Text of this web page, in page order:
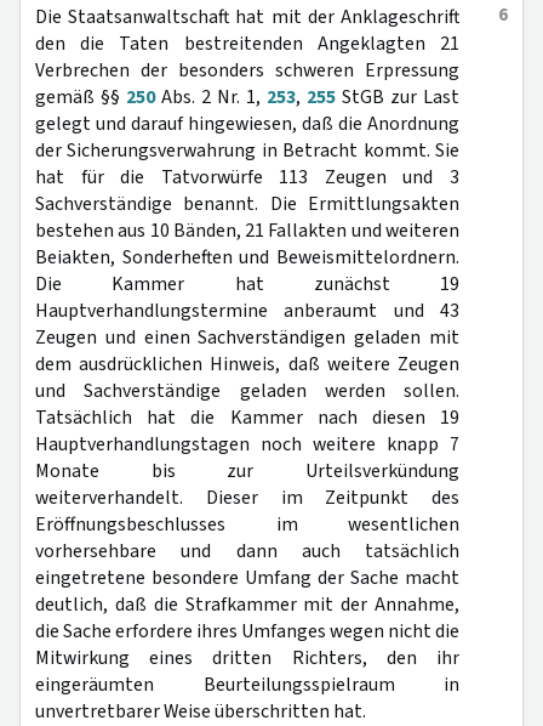
6
Die Staatsanwaltschaft hat mit der Anklageschrift
den die Taten bestreitenden Angeklagten 21
Verbrechen der besonders schweren Erpressung
gemäß §§ 250Abs. 2 Nr. 1, 253, 255 StGB zur Last
gelegt und darauf hingewiesen, daß die Anordnung
der Sicherungsverwahrung in Betracht kommt. Sie
hat für die Tatvorwürfe 113 Zeugen und 3
Sachverständige benannt. Die Ermittlungsakten
bestehen aus 10 Bänden, 21 Fallakten und weiteren
Beiakten, Sonderheften und Beweismittelordnern.
Die Kammer hat zunächst 19
Hauptverhandlungstermine anberaumt und 43
Zeugen und einen Sachverständigen geladen mit
dem ausdrücklichen Hinweis, daß weitere Zeugen
und Sachverständige geladen werden sollen.
Tatsächlich hat die Kammer nach diesen 19
Hauptverhandlungstagen noch weitere knapp 7
Monate bis zur Urteilsverkündung
weiterverhandelt. Dieser im Zeitpunkt des
Eröffnungsbeschlusses im wesentlichen
vorhersehbare und dann auch tatsächlich
eingetretene besondere Umfang der Sache macht
deutlich, daß die Strafkammer mit der Annahme,
die Sache erfordere ihres Umfanges wegen nicht die
Mitwirkung eines dritten Richters, den ihr
eingeräumten Beurteilungsspielraum in
unvertretbarer Weise überschritten hat.